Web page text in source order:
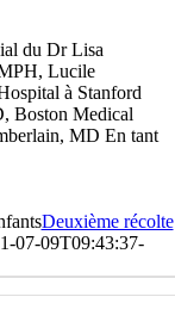
du Dr Lisa
Lucile
à Stanford
Boston Medical
MD En tant
Deuxième récolte
07-09T09:43:37-